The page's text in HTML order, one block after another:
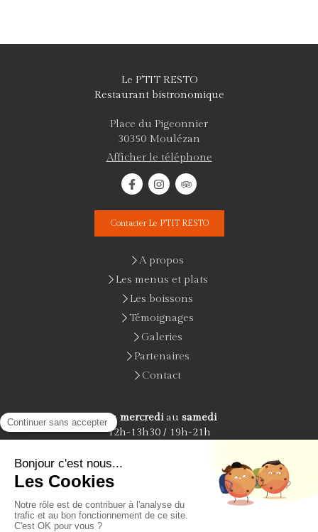
Le P'TIT RESTO
Restaurant bistronomique
Place du Pigeonnier
30350 Moulézan
Afficher le téléphone
Contacter Le P'TIT RESTO
A propos
Les menus et plats
Les boissons
Témoignages
Galeries
Partenaires
Contact
Du mercrediau samedi
12h-13h30 / 19h-21h
Plan du site